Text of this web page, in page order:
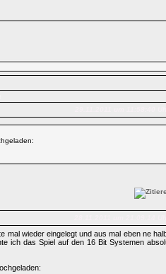
mal wieder eingelegt und aus mal eben ne
ich das Spiel auf den 16 Bit Systemen